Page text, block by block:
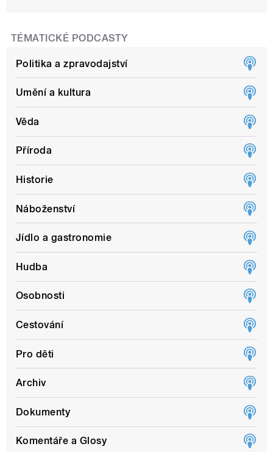
TÉMATICKÉ PODCASTY
Politika a zpravodajství
Umění a kultura
Věda
Příroda
Historie
Náboženství
Jídlo a gastronomie
Hudba
Osobnosti
Cestování
Pro děti
Archiv
Dokumenty
Komentáře a Glosy